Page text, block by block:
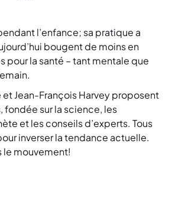
l’enfance; sa pratique a
bougent de moins en
pour la santé – tant mentale que
etJean-François Harveyproposent
fondée sur la science, les
et les conseils d’experts. Tous
inverser la tendance actuelle.
le mouvement!